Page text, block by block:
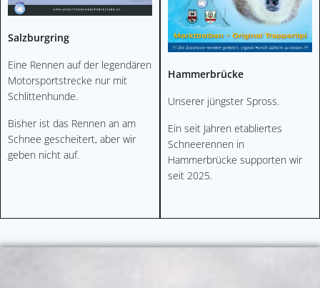
Salzburgring
Eine Rennen auf der legendären
Motorsportstrecke nur mit
Schlittenhunde.
Bisher ist das Rennen an am
Schnee gescheitert, aber wir
geben nicht auf.
Hammerbrücke
Unserer jüngster Spross.
Ein seit Jahren etabliertes
Schneerennen in
Hammerbrücke supporten wir
seit 2025.